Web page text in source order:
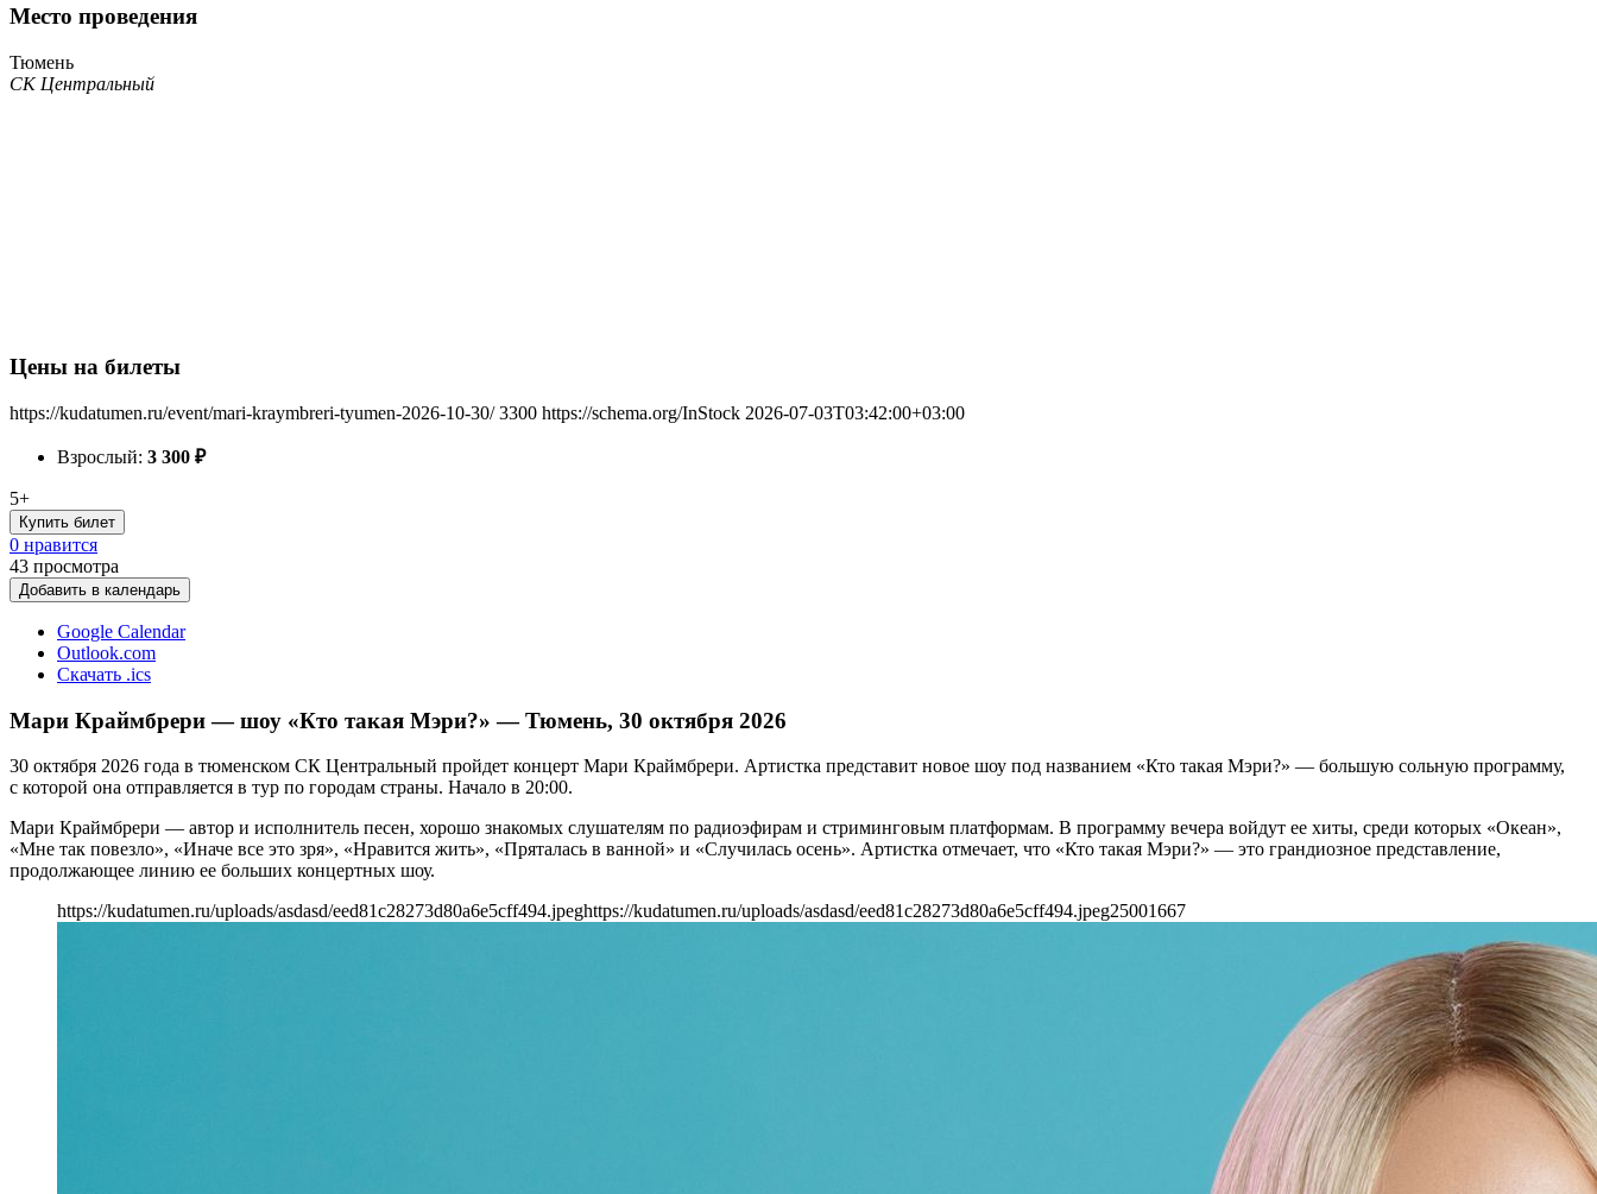
Место проведения
Тюмень
СК Центральный
Цены на билеты
https://kudatumen.ru/event/mari-kraymbreri-tyumen-2026-10-30/ 3300 https://schema.org/InStock 2026-07-03T03:42:00+03:00
Взрослый: 3 300 ₽
5+
Купить билет
0 нравится
43 просмотра
Добавить в календарь
Google Calendar
Outlook.com
Скачать .ics
Мари Краймбрери — шоу «Кто такая Мэри?» — Тюмень, 30 октября 2026
30 октября 2026 года в тюменском СК Центральный пройдет концерт Мари Краймбрери. Артистка представит новое шоу под названием «Кто такая Мэри?» — большую сольную программу,
с которой она отправляется в тур по городам страны. Начало в 20:00.
Мари Краймбрери — автор и исполнитель песен, хорошо знакомых слушателям по радиоэфирам и стриминговым платформам. В программу вечера войдут ее хиты, среди которых «Океан»,
«Мне так повезло», «Иначе все это зря», «Нравится жить», «Пряталась в ванной» и «Случилась осень». Артистка отмечает, что «Кто такая Мэри?» — это грандиозное представление,
продолжающее линию ее больших концертных шоу.
https://kudatumen.ru/uploads/asdasd/eed81c28273d80a6e5cff494.jpeghttps://kudatumen.ru/uploads/asdasd/eed81c28273d80a6e5cff494.jpeg25001667